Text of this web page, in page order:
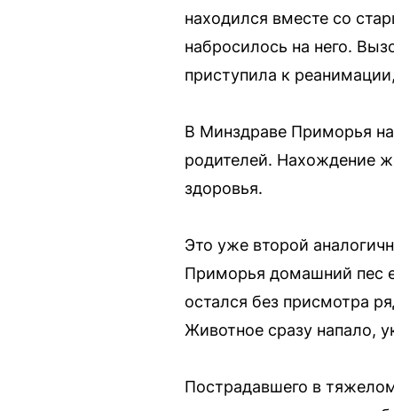
находился вместе со
набросилось на него.
приступила к
В Минздраве Приморья
родителей. Нахождение
здоровья.
Это уже второй
Приморья домашний пес
остался без присмотра
Животное сразу напало,
Пострадавшего в